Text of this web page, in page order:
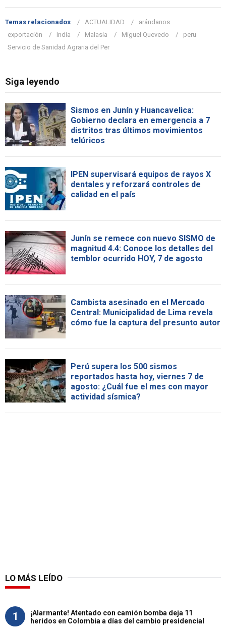
Temas relacionados ACTUALIDAD
arándanos
exportación
India Malasia Miguel Quevedo
peru
Servicio de Sanidad Agraria del Per
Siga leyendo
Sismos en Junín y Huancavelica:
Gobierno declara en emergencia a 7
distritos tras últimos movimientos
telúricos
IPEN supervisará equipos de rayos X
dentales y reforzará controles de
calidad en el país
Junín se remece con nuevo SISMO de
magnitud 4.4: Conoce los detalles del
temblor ocurrido HOY, 7 de agosto
Cambista asesinado en el Mercado
Central: Municipalidad de Lima revela
cómo fue la captura del presunto autor
Perú supera los 500 sismos
reportados hasta hoy, viernes 7 de
agosto: ¿Cuál fue el mes con mayor
actividad sísmica?
LO MÁS LEÍDO
1
¡Alarmante! Atentado con camión bomba deja 11
heridos en Colombia a días del cambio presidencial